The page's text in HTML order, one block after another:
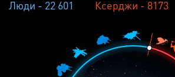
Люди - 22 601 Ксерджи - 8173